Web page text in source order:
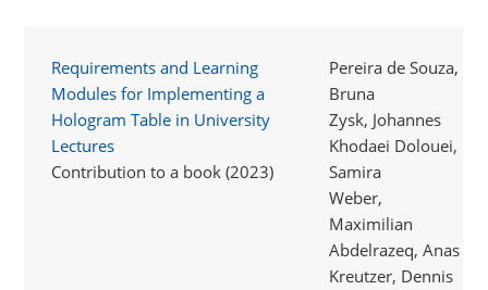
Requirements and Learning
Modules for Implementing a
Hologram Table in University
Lectures
Contribution to a book (2023)
Pereira de Souza,
Bruna
Zysk, Johannes
Khodaei Dolouei,
Samira
Weber,
Maximilian
Abdelrazeq, Anas
Kreutzer, Dennis